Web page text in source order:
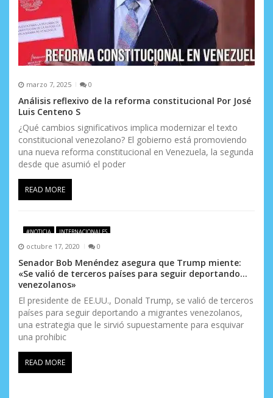
marzo 7, 2025 0
Análisis reflexivo de la reforma constitucional Por José
Luis Centeno S
¿Qué cambios significativos implica modernizar el texto
constitucional venezolano? El gobierno está promoviendo
una nueva reforma constitucional en Venezuela, la segunda
desde que asumió el poder
READ MORE
#NOTICIA INTERNACIONALES
octubre 17, 2020 0
Senador Bob Menéndez asegura que Trump miente:
«Se valió de terceros países para seguir deportando…
venezolanos»
El presidente de EE.UU., Donald Trump, se valió de terceros
países para seguir deportando a migrantes venezolanos,
una estrategia que le sirvió supuestamente para esquivar
una prohibic
READ MORE